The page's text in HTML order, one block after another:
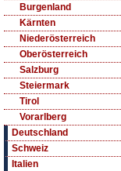
Burgenland
Kärnten
Niederösterreich
Oberösterreich
Salzburg
Steiermark
Tirol
Vorarlberg
Deutschland
Schweiz
Italien